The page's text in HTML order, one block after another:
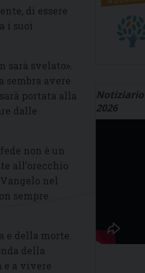
di essere
i suoi
svelato».
sembra avere
portata alla
dalle
non è un
all’orecchio
nel
sempre
e della morte.
della
e a vivere
Notiziario
2026